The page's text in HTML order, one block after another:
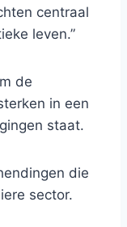
centraal
leven.”
de
in een
staat.
die
sector.